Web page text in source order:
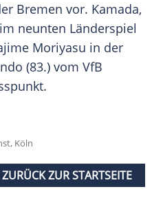
Bremen vor. Kamada,
neunten Länderspiel
Moriyasu in der
(83.) vom VfB
.
Köln
ZURÜCK ZUR STARTSEITE